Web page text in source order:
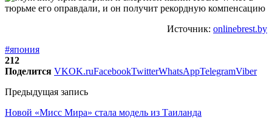
Источник: onlinebrest.by
#япония
212
Поделится VKOK.ruFacebookTwitterWhatsAppTelegramViber
Предыдущая запись
Новой «Мисс Мира» стала модель из Таиланда